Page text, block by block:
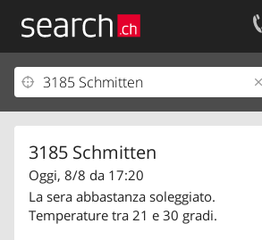
3185 Schmitten
Oggi, 8/8 da 17:20
La sera abbastanza soleggiato.
Temperature tra 21 e 30 gradi.
Il vostro profolio
Area clienti
Informazioni Legali